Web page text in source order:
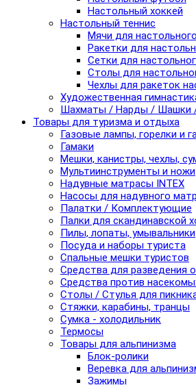
Настольный хоккей
Настольный теннис
Мячи для
Ракетки для
Сетки для
Столы для
Чехлы для ракеток
Художественная
Шахматы / Нарды / Шашки
Товары для туризма и отдыха
Газовые лампы, горелки и
Гамаки
Мешки, канистры, чехлы,
Мультиинструменты и ножи
Надувные матрасы INTEX
Насосы для надувного
Палатки / Комплектующие
Палки для скандинавской
Пилы, лопаты, умывальники
Посуда и наборы туриста
Спальные мешки туристов
Средства для разведения
Средства против
Столы / Стулья для
Стяжки, карабины, транцы
Сумка - холодильник
Термосы
Товары для альпинизма
Блок-ролики
Веревка для
Зажимы